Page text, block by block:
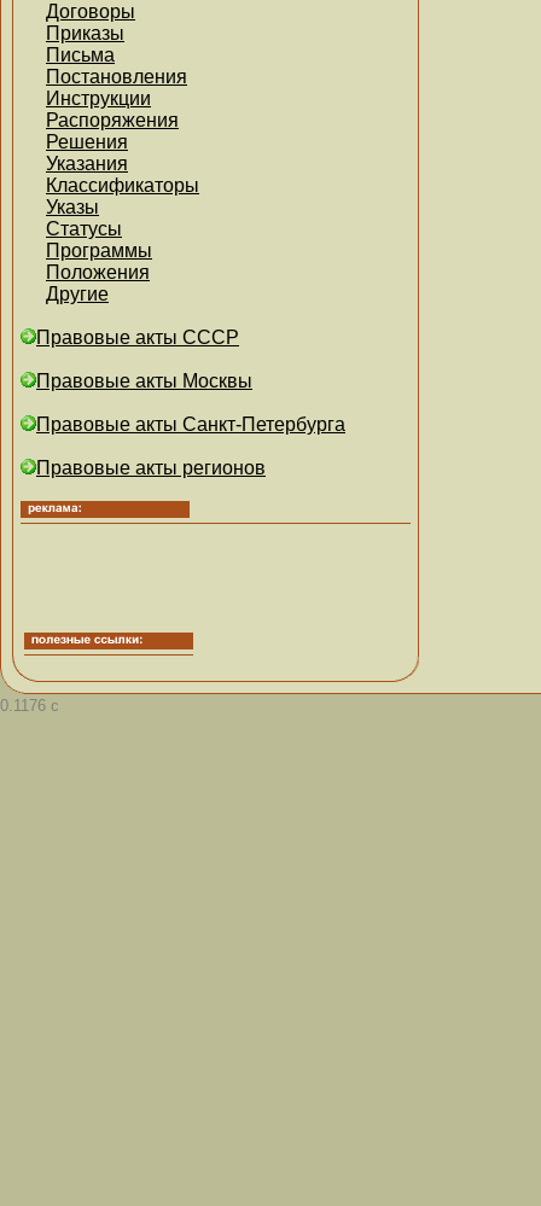
Договоры
Приказы
Письма
Постановления
Инструкции
Распоряжения
Решения
Указания
Классификаторы
Указы
Статусы
Программы
Положения
Другие
Правовые акты СССР
Правовые акты Москвы
Правовые акты Санкт-Петербурга
Правовые акты регионов
0.1176 с